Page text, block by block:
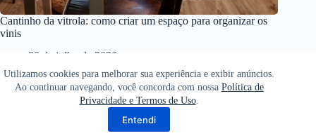
Utilizamos cookies para melhorar sua experiência e exibir anúncios.
Ao continuar navegando, você concorda com nossa Política de
Privacidade e Termos de Uso.
Entendi
Cantinho da vitrola: como criar um espaço para organizar os
vinis
30 de julho de 2026
Política de Privacidade
Sobre